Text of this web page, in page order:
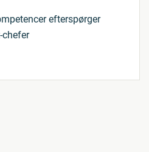
efterspørger
chefer